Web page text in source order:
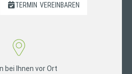
TERMIN VEREINBAREN
bei Ihnen vor Ort